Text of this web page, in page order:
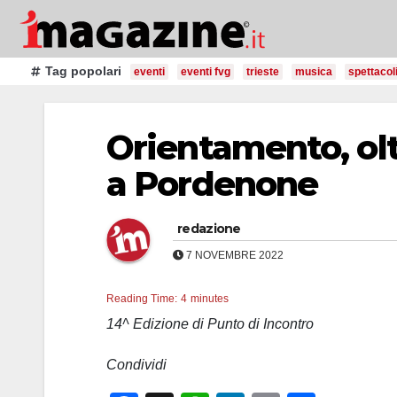
Salta
contenutoTag popolari eventi eventi fvg trieste musica spettacoli
Orientamento,
a Pordenone
redazione
7 NOVEMBRE 2022
Reading Time: 4 minutes
14^ Edizione di Punto di Incontro
Condividi